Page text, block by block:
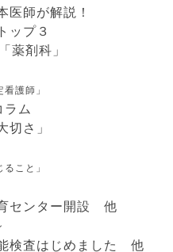
師が解説！
ップ３
薬剤科」
看護師」
ラム
さ」
こと」
センター開設 他
検査はじめました 他